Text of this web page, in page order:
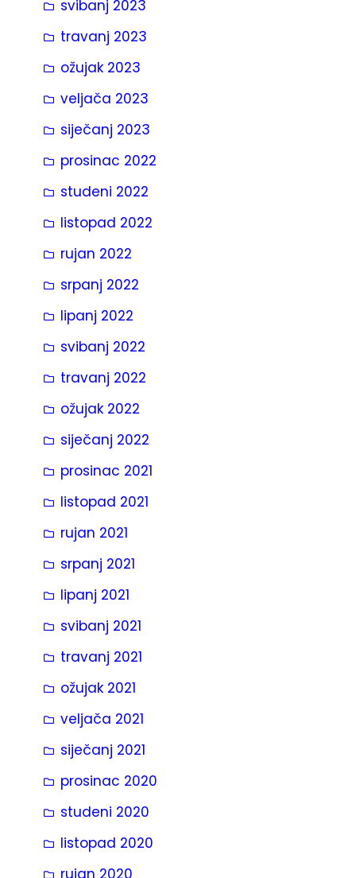
svibanj 2023
travanj 2023
ožujak 2023
veljača 2023
siječanj 2023
prosinac 2022
studeni 2022
listopad 2022
rujan 2022
srpanj 2022
lipanj 2022
svibanj 2022
travanj 2022
ožujak 2022
siječanj 2022
prosinac 2021
listopad 2021
rujan 2021
srpanj 2021
lipanj 2021
svibanj 2021
travanj 2021
ožujak 2021
veljača 2021
siječanj 2021
prosinac 2020
studeni 2020
listopad 2020
rujan 2020